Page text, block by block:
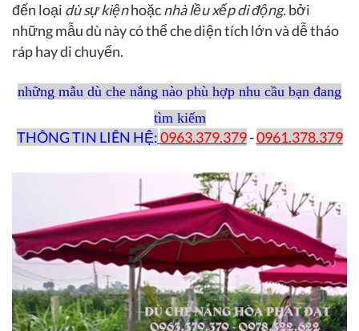
đến loại dù sự kiệnhoặcnhà lều xếp di động.bởi
những mẫu dù này có thể che diện tích lớn và dễ tháo
ráp hay di chuyển.
những mẫu dù che nắng nào phù hợp nhu cầu bạn đang
tìm kiếm
THÔNG TIN LIÊN HỆ:0963.379.379-0961.378.379